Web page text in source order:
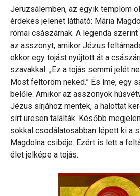
Jeruzsálemben, az egyik templom
érdekes jelenet látható: Mária
római császárnak. A legenda
az asszonyt, amikor Jézus
ekkor egy tojást nyújtott át a
szavakkal: „Ez a tojás semmi jelét
Most feltöröm neked.” És íme, egy
belőle. Amikor az asszonyok
Jézus sírjához mentek, a halottat
sírt üresen találták. Később
sokkal csodálatosabban lépett ki a
Magdolna csibéje. Ezért is lett a
élet jelképe a tojás.